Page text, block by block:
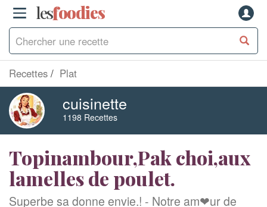
lesfoodies
Recettes Plat
cuisinette
1198 Recettes
Topinambour,Pak choi,aux
lamelles de poulet.
Superbe sa donne envie.! - Notre am❤ur de